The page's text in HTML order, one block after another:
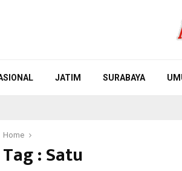
JATIM SURABAYA
Home
Tag : Satu